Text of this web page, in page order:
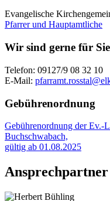
Evangelische
Pfarrer und Hauptamtliche
Wir sind gerne für
Telefon: 09127/9 08 32 10
E-Mail:
Gebührenordnung
Gebührenordnung der Ev.-
Buchschwabach,
gültig ab 01.08.2025